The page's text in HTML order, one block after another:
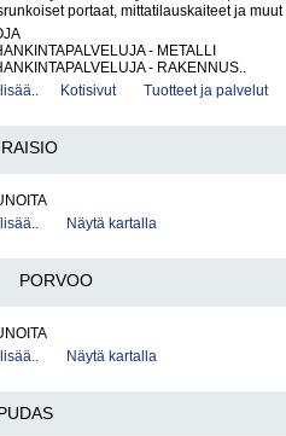
portaat, mittatilauskaiteet ja muut
- METALLI
- RAKENNUS..
Kotisivut Tuotteet ja palvelut
RAISIO
Näytä kartalla
PORVOO
Näytä kartalla